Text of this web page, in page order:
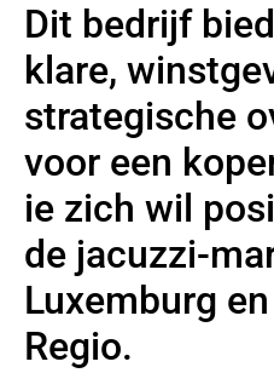
Dit bedrijf
klare,
strategische
voor een
ie zich wil
de jacuzzi-
Luxemburg
Regio.